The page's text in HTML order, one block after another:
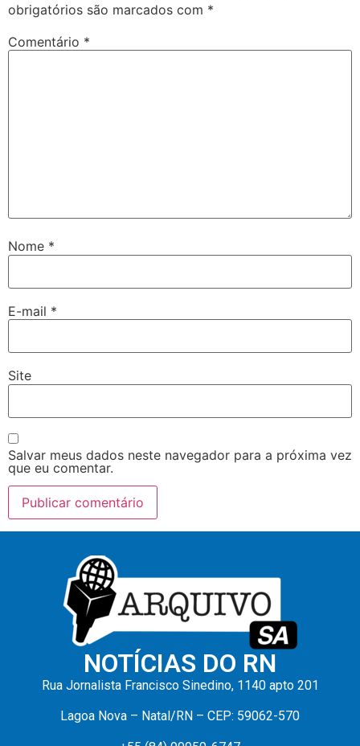
obrigatórios são marcados com *
Comentário *
Nome *
E-mail *
Site
Salvar meus dados neste navegador para a próxima vez
que eu comentar.
NOTÍCIAS DO RN
Rua Jornalista Francisco Sinedino, 1140 apto 201
Lagoa Nova – Natal/RN – CEP: 59062-570